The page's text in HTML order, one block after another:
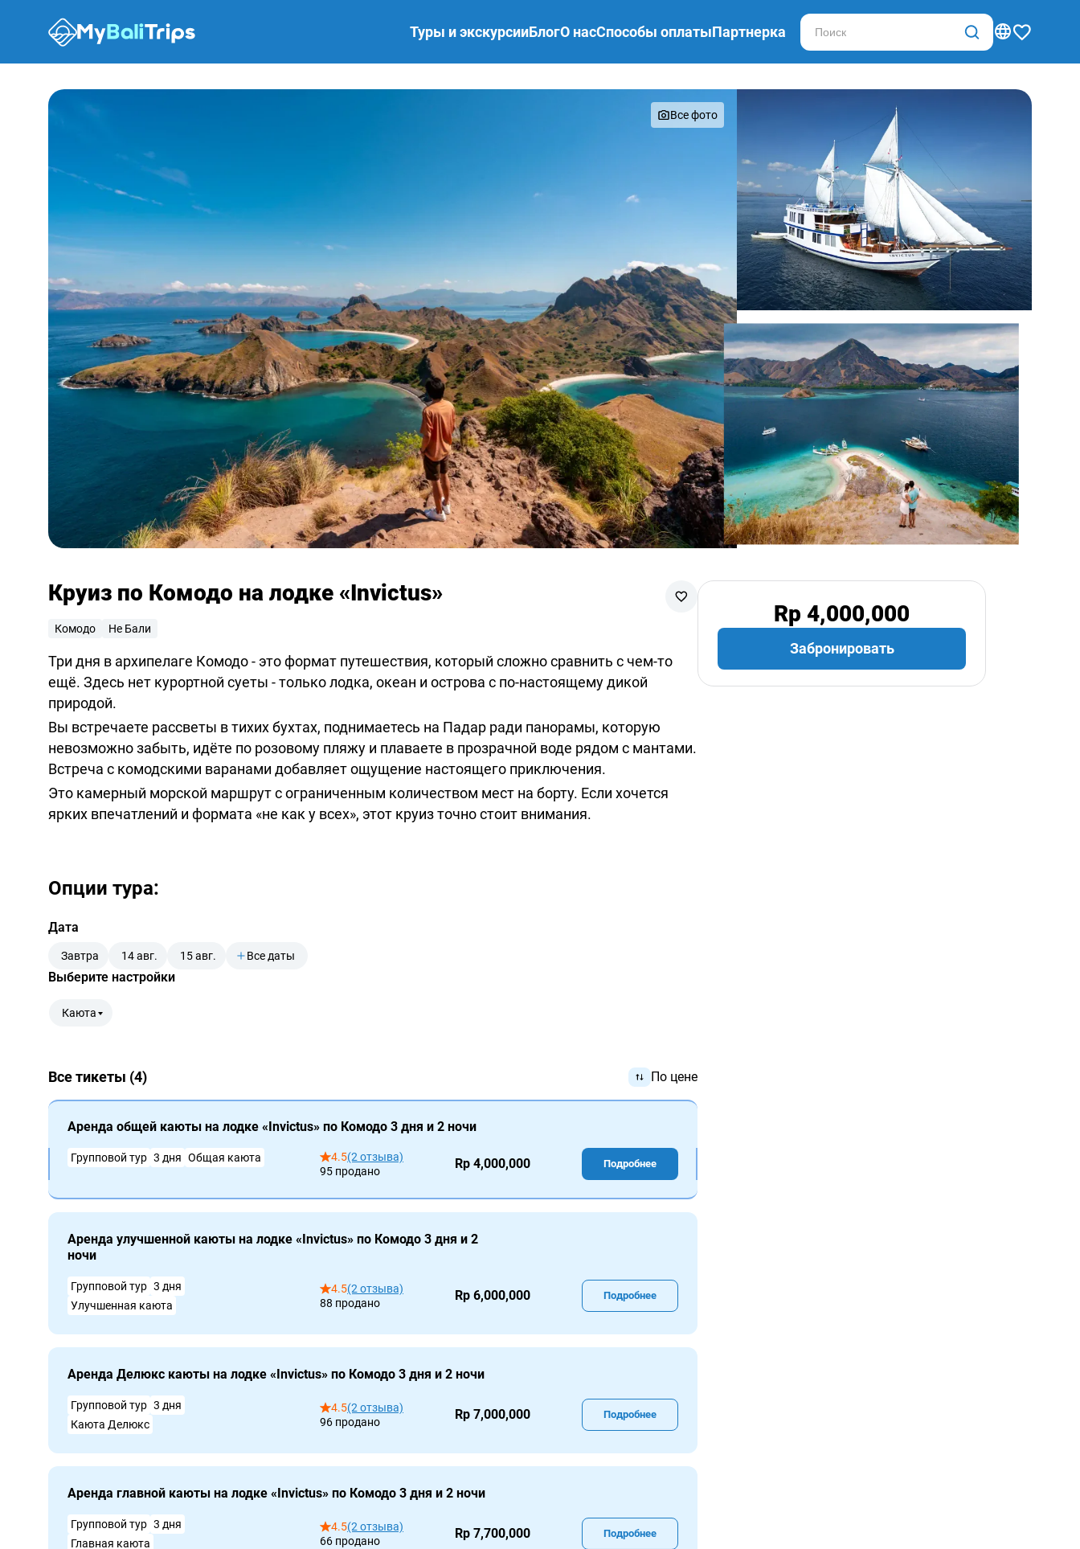
Туры и экскурсииБлогО насСпособы оплатыПартнерка
Опции тураЧто ожидатьМестаРекомендацииFAQ
Все фото
Круиз по Комодо на лодке «Invictus»
Комодо Не Бали
Три дня в архипелаге Комодо - это формат путешествия, который сложно сравнить с чем-то
ещё. Здесь нет курортной суеты - только лодка, океан и острова с по-настоящему дикой
природой.
Вы встречаете рассветы в тихих бухтах, поднимаетесь на Падар ради панорамы, которую
невозможно забыть, идёте по розовому пляжу и плаваете в прозрачной воде рядом с мантами.
Встреча с комодскими варанами добавляет ощущение настоящего приключения.
Это камерный морской маршрут с ограниченным количеством мест на борту. Если хочется
ярких впечатлений и формата «не как у всех», этот круиз точно стоит внимания.
Опции тура:
Дата
Завтра 14 авг. 15 авг. Все даты
Выберите настройки
Каюта
Все тикеты (4) По цене
Аренда общей каюты на лодке «Invictus» по Комодо 3 дня и 2 ночи
Групповой тур 3 дня Общая каюта 4.5(2 отзыва)
95 продано
Rp 4,000,000 Подробнее
Аренда улучшенной каюты на лодке «Invictus» по Комодо 3 дня и 2
ночи
Групповой тур 3 дня
Улучшенная каюта
4.5(2 отзыва)
88 продано
Rp 6,000,000 Подробнее
Аренда Делюкс каюты на лодке «Invictus» по Комодо 3 дня и 2 ночи
Групповой тур 3 дня
Каюта Делюкс
4.5(2 отзыва)
96 продано
Rp 7,000,000 Подробнее
Аренда главной каюты на лодке «Invictus» по Комодо 3 дня и 2 ночи
Групповой тур 3 дня
Главная каюта
4.5(2 отзыва)
66 продано
Rp 7,700,000 Подробнее
Rp 4,000,000
Забронировать